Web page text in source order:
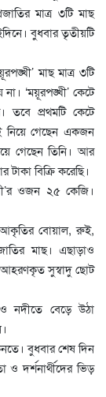
মাত্র ৩টি মাছ
বুধবার তৃতীয়টি
মাছ মাত্র ৩টি
‘ময়ূরপঙ্খী’ কেটে
তবে প্রথমটি কেটে
নিয়ে গেছেন একজন
গেছেন তিনি। আর
বিক্রি করেছি।
ওজন ২৫ কেজি।
আকৃতির বোয়াল, রুই,
মাছ। এছাড়াও
আহরণকৃত সুস্বাদু ছোট
নদীতে বেড়ে উঠা
বুধবার শেষ দিন
দর্শনার্থীদের ভিড়